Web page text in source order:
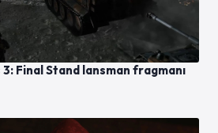
Final Stand lansman fragmanı